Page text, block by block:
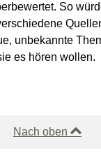
So
unbekannte
es hören wollen.
Nach oben